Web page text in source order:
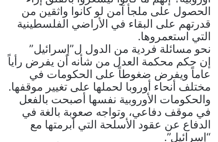
الحصول على ملجأ آمن لو كانوا واثقين من
قدرتهم على البقاء في الأراضي الفلسطينية
التي استعمروها.
نحو مسائلة فردية من الدول ل”إسرائيل”
إن حكم محكمة العدل من شأنه أن يفرض رأياً
عاماً ويفرض ضغوطاً على الحكومات في
مختلف أنحاء أوروبا لحملها على تغيير موقفها.
والحكومات الأوروبية نفسها أصبحت بالفعل
في موقف دفاعي، وتواجه صعوبة بالغة في
الدفاع عن عقود الأسلحة التي أبرمتها مع
“إسرائيل”.